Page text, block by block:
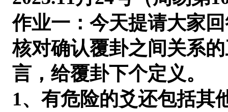
作业一：今天提请大家
核对确认覆卦之间关系
言，给覆卦下个定义。
1、有危险的爻还包括其